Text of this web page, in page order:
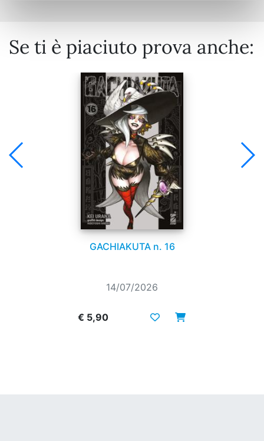
Se ti è piaciuto prova anche:
GACHIAKUTA n. 16
14/07/2026
€ 5,90